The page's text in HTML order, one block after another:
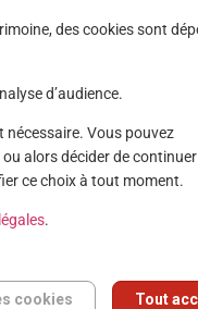
des cookies sont
d’audience.
nécessaire. Vous pouvez
alors décider de
ce choix à tout moment.
.
Tout
cookies